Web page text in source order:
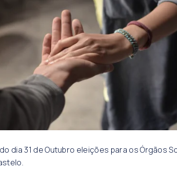
dia 31 de Outubro eleições para os Órgãos